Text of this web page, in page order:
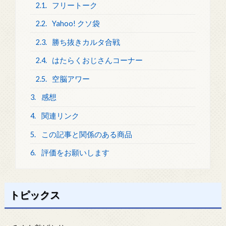
2.1. フリートーク
2.2. Yahoo! クソ袋
2.3. 勝ち抜きカルタ合戦
2.4. はたらくおじさんコーナー
2.5. 空脳アワー
3. 感想
4. 関連リンク
5. この記事と関係のある商品
6. 評価をお願いします
トピックス